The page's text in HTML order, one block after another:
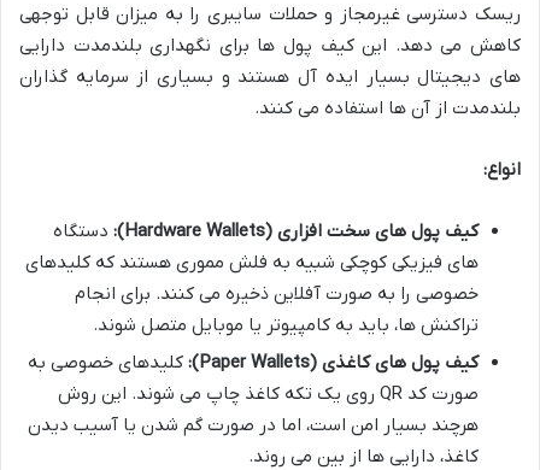
ریسک دسترسی غیرمجاز و حملات سایبری را به میزان قابل توجهی
کاهش می دهد. این کیف پول ها برای نگهداری بلندمدت دارایی
های دیجیتال بسیار ایده آل هستند و بسیاری از سرمایه گذاران
بلندمدت از آن ها استفاده می کنند.
انواع:
کیف پول های سخت افزاری (Hardware Wallets):
دستگاه
های فیزیکی کوچکی شبیه به فلش مموری هستند که کلیدهای
خصوصی را به صورت آفلاین ذخیره می کنند. برای انجام
تراکنش ها، باید به کامپیوتر یا موبایل متصل شوند.
کیف پول های کاغذی (Paper Wallets):
کلیدهای خصوصی به
صورت کد QR روی یک تکه کاغذ چاپ می شوند. این روش
هرچند بسیار امن است، اما در صورت گم شدن یا آسیب دیدن
کاغذ، دارایی ها از بین می روند.